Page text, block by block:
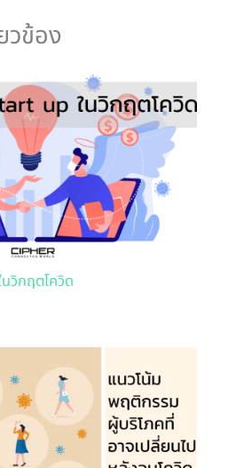
วข้อง
วิกฤตโควิด